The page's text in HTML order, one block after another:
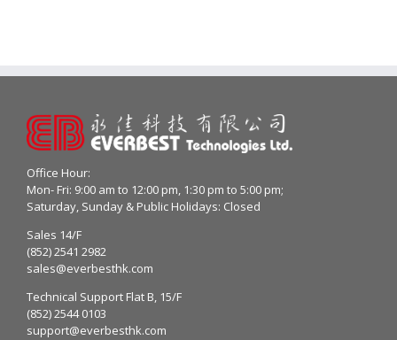
Office Hour:
Mon- Fri: 9:00 am to 12:00 pm, 1:30 pm to 5:00 pm;
Saturday, Sunday & Public Holidays: Closed
Sales 14/F
(852) 2541 2982
sales@everbesthk.com
Technical Support Flat B, 15/F
(852) 2544 0103
support@everbesthk.com